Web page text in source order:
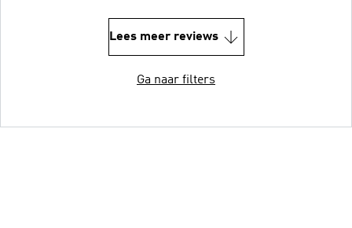
Lees meer reviews
Ga naar filters